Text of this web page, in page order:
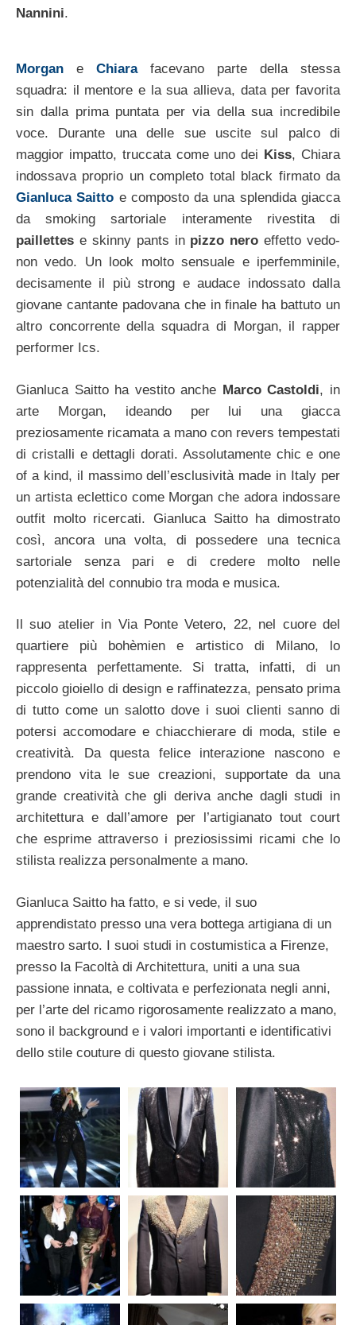
Nannini.
Morgan e Chiara
facevano parte della stessa
squadra: il mentore e la sua allieva, data per favorita
sin dalla prima puntata per via della sua incredibile
voce. Durante una delle sue uscite sul palco di
maggior impatto, truccata come uno dei Kiss, Chiara
indossava proprio un completo total black firmato da
Gianluca Saitto e composto da una splendida giacca
da smoking sartoriale interamente rivestita di
paillettes e skinny pants in pizzo nero effetto vedo-
non vedo. Un look molto sensuale e iperfemminile,
decisamente il più strong e audace indossato dalla
giovane cantante padovana che in finale ha battuto un
altro concorrente della squadra di Morgan, il rapper
performer Ics.
Gianluca Saitto ha vestito anche Marco Castoldi, in
arte Morgan, ideando per lui una giacca
preziosamente ricamata a mano con revers tempestati
di cristalli e dettagli dorati. Assolutamente chic e one
of a kind, il massimo dell’esclusività made in Italy per
un artista eclettico come Morgan che adora indossare
outfit molto ricercati. Gianluca Saitto ha dimostrato
così, ancora una volta, di possedere una tecnica
sartoriale senza pari e di credere molto nelle
potenzialità del connubio tra moda e musica.
Il suo atelier in Via Ponte Vetero, 22, nel cuore del
quartiere più bohèmien e artistico di Milano, lo
rappresenta perfettamente. Si tratta, infatti, di un
piccolo gioiello di design e raffinatezza, pensato prima
di tutto come un salotto dove i suoi clienti sanno di
potersi accomodare e chiacchierare di moda, stile e
creatività. Da questa felice interazione nascono e
prendono vita le sue creazioni, supportate da una
grande creatività che gli deriva anche dagli studi in
architettura e dall’amore per l’artigianato tout court
che esprime attraverso i preziosissimi ricami che lo
stilista realizza personalmente a mano.
Gianluca Saitto ha fatto, e si vede, il suo
apprendistato presso una vera bottega artigiana di un
maestro sarto. I suoi studi in costumistica a Firenze,
presso la Facoltà di Architettura, uniti a una sua
passione innata, e coltivata e perfezionata negli anni,
per l’arte del ricamo rigorosamente realizzato a mano,
sono il background e i valori importanti e identificativi
dello stile couture di questo giovane stilista.